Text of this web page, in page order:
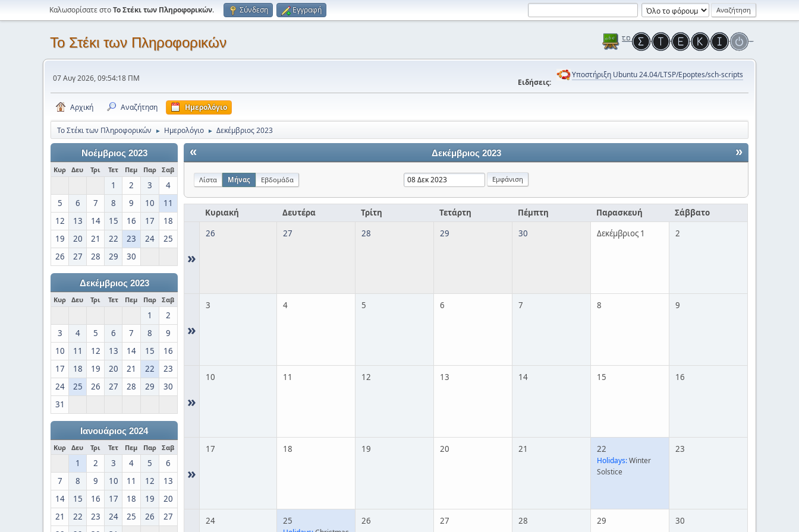
Καλωσορίσατε στοΤο Στέκι των Πληροφορικών. Σύνδεση Εγγραφή
Το Στέκι των Πληροφορικών
07 Αυγ 2026, 09:54:18 ΠΜ Ειδήσεις:
Υποστήριξη Ubuntu 24.04/LTSP/Epoptes/sch-scripts
Αρχική Αναζήτηση Ημερολόγιο
Το Στέκι των Πληροφορικών ► Ημερολόγιο ► Δεκέμβριος 2023
Νοέμβριος 2023
Κυρ Δευ Τρι Τετ Πεμ Παρ Σαβ
1 2 3
4
5
6 7 8 9 10
11
12
13 14 15 16 17
18
19
20 21 22 23 24
25
26
27 28 29 30
Δεκέμβριος 2023
Κυρ Δευ Τρι Τετ Πεμ Παρ Σαβ
1
2
3
4 5 6 7 8
9
10
11 12 13 14 15
16
17
18 19 20 21 22
23
24
25 26 27 28 29
30
31
Ιανουάριος 2024
Κυρ Δευ Τρι Τετ Πεμ Παρ Σαβ
1 2 3 4 5
6
7
8 9 10 11 12
13
14
15 16 17 18 19
20
21
22 23 24 25 26
27
« »
Δεκέμβριος 2023
Λίστα Μήνας Εβδομάδα
Κυριακή Δευτέρα Τρίτη Τετάρτη Πέμπτη Παρασκευή Σάββατο
»
26 27 28 29 30 Δεκέμβριος 1 2
»
3 4 5 6 7 8 9
»
10 11 12 13 14 15 16
»
17 18 19 20 21 22
Holidays:Winter
Solstice
23
24 25 26 27 28 29 30